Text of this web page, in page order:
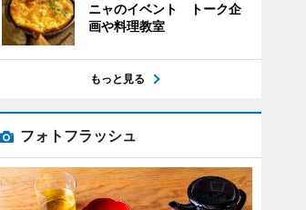
ニャのイベント トーク企
画や料理教室
もっと見る
フォトフラッシュ